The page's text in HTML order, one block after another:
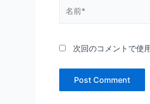
前
次回のコメントで使